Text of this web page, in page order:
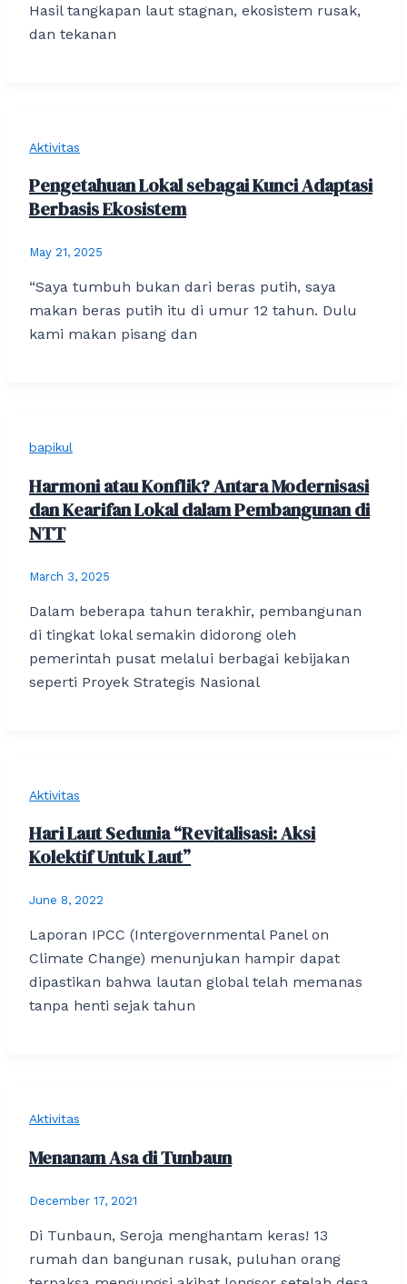
Hasil tangkapan laut stagnan, ekosistem rusak,
dan tekanan
Aktivitas
Pengetahuan Lokal sebagai Kunci Adaptasi
Berbasis Ekosistem
May 21, 2025
“Saya tumbuh bukan dari beras putih, saya
makan beras putih itu di umur 12 tahun. Dulu
kami makan pisang dan
bapikul
Harmoni atau Konflik? Antara Modernisasi
dan Kearifan Lokal dalam Pembangunan di
NTT
March 3, 2025
Dalam beberapa tahun terakhir, pembangunan
di tingkat lokal semakin didorong oleh
pemerintah pusat melalui berbagai kebijakan
seperti Proyek Strategis Nasional
Aktivitas
Hari Laut Sedunia “Revitalisasi: Aksi
Kolektif Untuk Laut”
June 8, 2022
Laporan IPCC (Intergovernmental Panel on
Climate Change) menunjukan hampir dapat
dipastikan bahwa lautan global telah memanas
tanpa henti sejak tahun
Aktivitas
Menanam Asa di Tunbaun
December 17, 2021
Di Tunbaun, Seroja menghantam keras! 13
rumah dan bangunan rusak, puluhan orang